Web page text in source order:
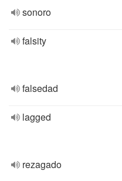
sonoro
falsity
falsedad
lagged
rezagado